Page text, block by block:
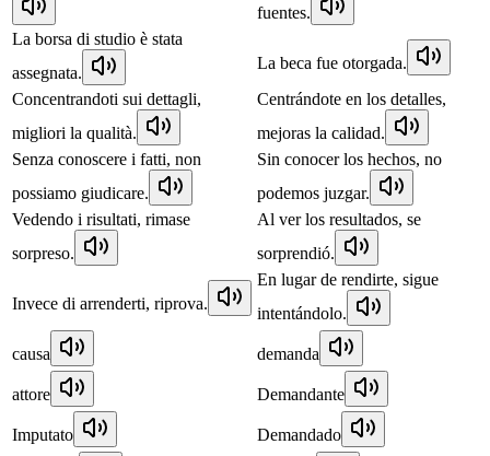
fuentes.
La borsa di studio è stata
assegnata.
La beca fue otorgada.
Concentrandoti sui dettagli,
migliori la qualità.
Centrándote en los detalles,
mejoras la calidad.
Senza conoscere i fatti, non
possiamo giudicare.
Sin conocer los hechos, no
podemos juzgar.
Vedendo i risultati, rimase
sorpreso.
Al ver los resultados, se
sorprendió.
Invece di arrenderti, riprova.
En lugar de rendirte, sigue
intentándolo.
causa demanda
attore Demandante
Imputato Demandado